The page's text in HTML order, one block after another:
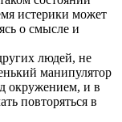
истерики может
о смысле и
людей, не
манипулятор
окружением, и в
повторяться в